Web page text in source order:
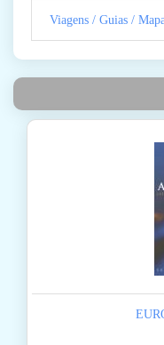
Viagens / Guias /